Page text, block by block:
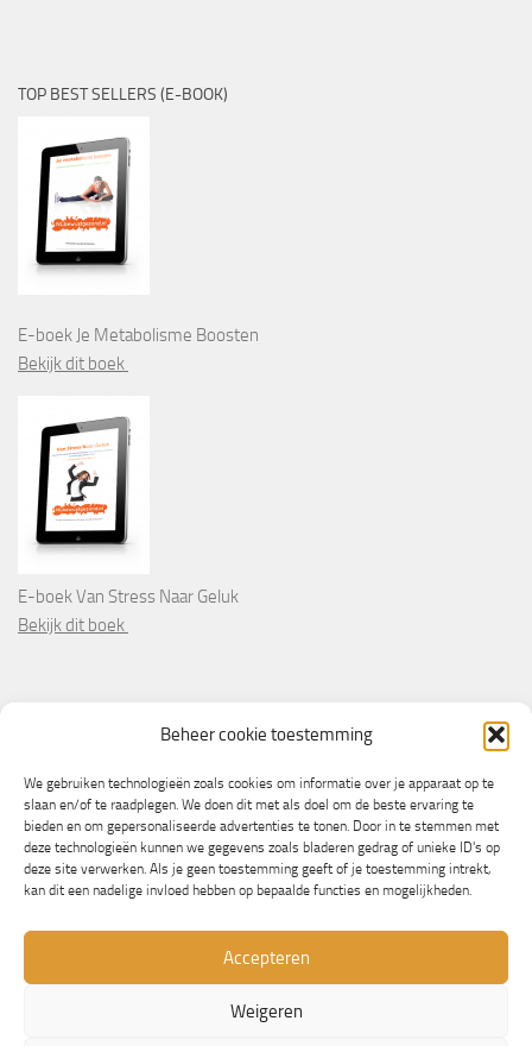
Beheer cookie toestemming
We gebruiken technologieën zoals cookies om informatie over je apparaat op te
slaan en/of te raadplegen. We doen dit met als doel om de beste ervaring te
bieden en om gepersonaliseerde advertenties te tonen. Door in te stemmen met
deze technologieën kunnen we gegevens zoals bladeren gedrag of unieke ID's op
deze site verwerken. Als je geen toestemming geeft of je toestemming intrekt,
kan dit een nadelige invloed hebben op bepaalde functies en mogelijkheden.
Accepteren
Weigeren
TOP BEST SELLERS (E-BOOK)
E-boek Je Metabolisme Boosten
Bekijk dit boek
E-boek Van Stress Naar Geluk
Bekijk dit boek